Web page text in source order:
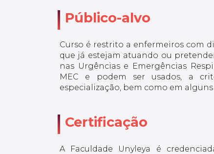
Público-alvo
Curso é restrito a enfermeiros com
que já estejam atuando ou
nas Urgências e Emergências
MEC e podem ser usados, a
especialização, bem como em
Certificação
A Faculdade Unyleya é